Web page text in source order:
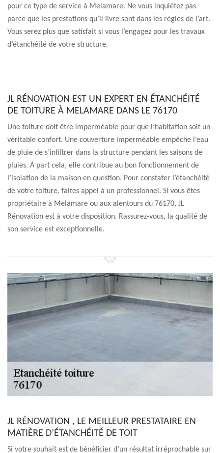
pour ce type de service à Melamare. Ne vous inquiétez pas
parce que les prestations qu’il livre sont dans les règles de l’art.
Vous serez plus que satisfait si vous l’engagez pour les travaux
d’étanchéité de votre structure.
JL RÉNOVATION EST UN EXPERT EN ÉTANCHÉITÉ
DE TOITURE À MELAMARE DANS LE 76170
Une toiture doit être imperméable pour que l’habitation soit un
véritable confort. Une couverture imperméable empêche l’eau
de pluie de s’infiltrer dans la structure pendant les saisons de
pluies. À part cela, elle contribue au bon fonctionnement de
l’isolation de la maison en question. Pour constater l’étanchéité
de votre toiture, faites appel à un professionnel. Si vous êtes
propriétaire à Melamare ou aux alentours du 76170, JL
Rénovation est à votre disposition. Rassurez-vous, la qualité de
son service est exceptionnelle.
JL RÉNOVATION , LE MEILLEUR PRESTATAIRE EN
MATIÈRE D’ÉTANCHÉITÉ DE TOIT
Si votre souhait est de bénéficier d’un résultat irréprochable sur